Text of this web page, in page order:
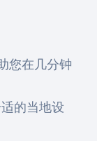
您在几分钟
的当地设